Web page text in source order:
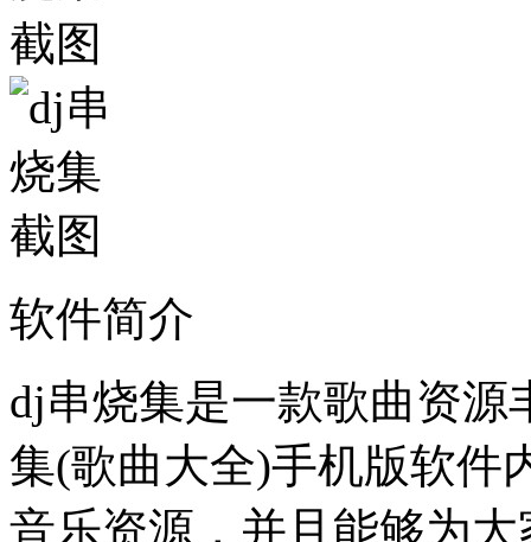
软件简介
dj串烧集是一款歌曲资源
集(歌曲大全)手机版软件
音乐资源，并且能够为